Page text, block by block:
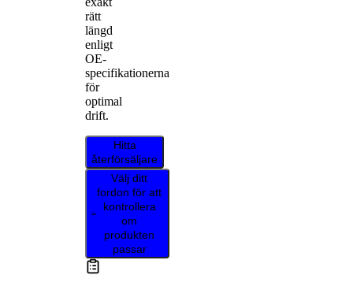
rätt
längd
enligt
OE-
specifikationerna
för
optimal
drift.
Hitta
återförsäljare
Välj ditt
fordon för att
kontrollera
om
produkten
passar